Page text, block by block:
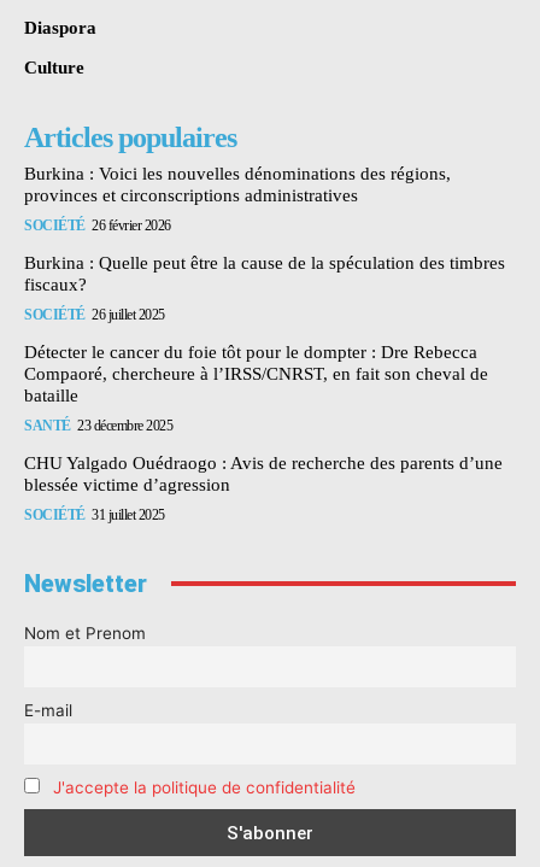
Diaspora
Culture
Articles populaires
Burkina : Voici les nouvelles dénominations des régions,
provinces et circonscriptions administratives
SOCIÉTÉ 26 février 2026
Burkina : Quelle peut être la cause de la spéculation des timbres
fiscaux?
SOCIÉTÉ 26 juillet 2025
Détecter le cancer du foie tôt pour le dompter : Dre Rebecca
Compaoré, chercheure à l’IRSS/CNRST, en fait son cheval de
bataille
SANTÉ 23 décembre 2025
CHU Yalgado Ouédraogo : Avis de recherche des parents d’une
blessée victime d’agression
SOCIÉTÉ 31 juillet 2025
Newsletter
Nom et Prenom
E-mail
J'accepte la politique de confidentialité